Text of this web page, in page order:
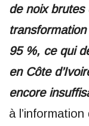
de noix brutes
95 %, ce qui
en Côte
encore
à